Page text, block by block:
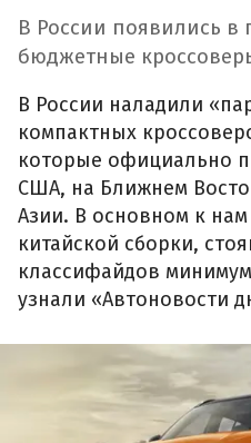
В России появились
бюджетные
В России наладили
компактных
которые официально
США, на Ближнем
Азии. В основном к
китайской сборки,
классифайдов
узнали «Автоновости